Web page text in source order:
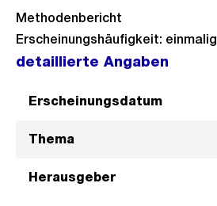
Methodenbericht
Erscheinungshäufigkeit: einmalig
detaillierte Angaben
Erscheinungsdatum
Thema
Herausgeber